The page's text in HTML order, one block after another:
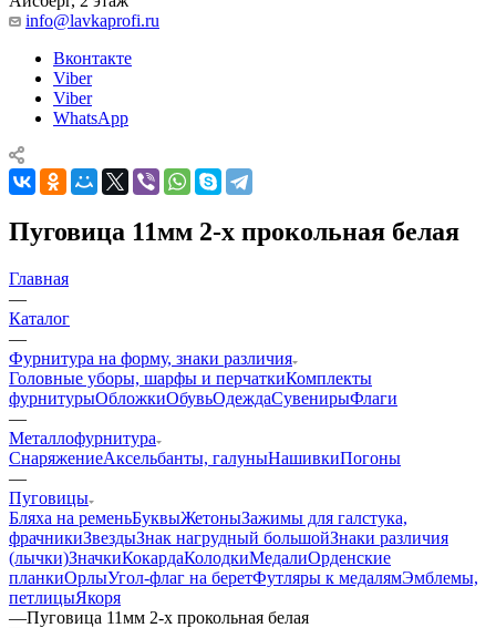
info@lavkaprofi.ru
Вконтакте
Viber
Viber
WhatsApp
Пуговица 11мм 2-х прокольная белая
Главная
—
Каталог
—
Фурнитура на форму, знаки различия
Головные уборы, шарфы и перчаткиКомплекты
фурнитурыОбложкиОбувьОдеждаСувенирыФлаги
—
Металлофурнитура
СнаряжениеАксельбанты, галуныНашивкиПогоны
—
Пуговицы
Бляха на ременьБуквыЖетоныЗажимы для галстука,
фрачникиЗвездыЗнак нагрудный большойЗнаки различия
(лычки)ЗначкиКокардаКолодкиМедалиОрденские
планкиОрлыУгол-флаг на беретФутляры к медалямЭмблемы,
петлицыЯкоря
—Пуговица 11мм 2-х прокольная белая